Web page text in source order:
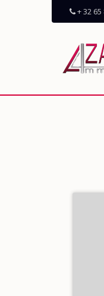
+ 32 65